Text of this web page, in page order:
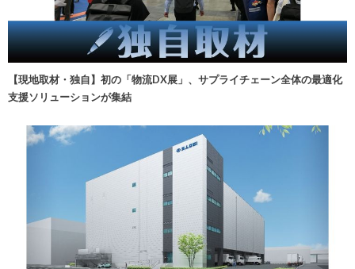
【現地取材・独自】初の「物流DX展」、サプライチェーン全体の最適化
支援ソリューションが集結